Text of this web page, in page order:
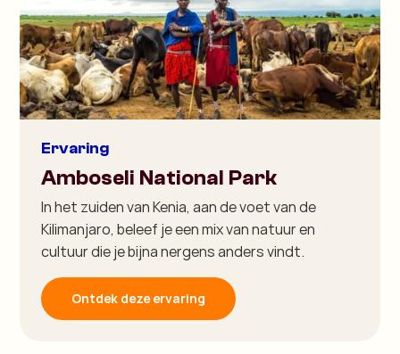
Ervaring
Amboseli National Park
In het zuiden van Kenia, aan de voet van de
Kilimanjaro, beleef je een mix van natuur en
cultuur die je bijna nergens anders vindt.
Ontdek deze ervaring